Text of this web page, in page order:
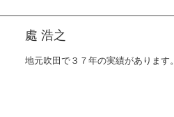
處 浩之
地元吹田で３７年の実績があります